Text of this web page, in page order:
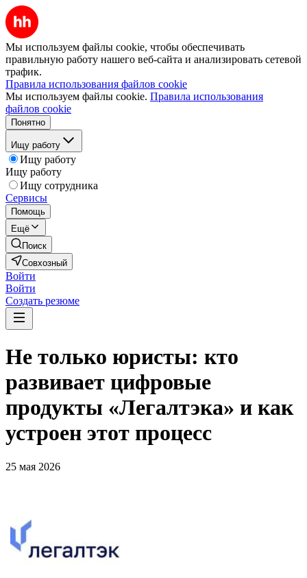
Мы используем файлы cookie, чтобы обеспечивать
правильную работу нашего веб-сайта и анализировать сетевой
трафик.
Правила использования файлов cookie
Мы используем файлы cookie. Правила использования
файлов cookie
Понятно
Ищу работу
Ищу работу
Ищу работу
Ищу сотрудника
Сервисы
Помощь
Ещё
Поиск
Совхозный
Войти
Войти
Создать резюме
Не только юристы: кто
развивает цифровые
продукты «Легалтэка» и как
устроен этот процесс
25 мая 2026